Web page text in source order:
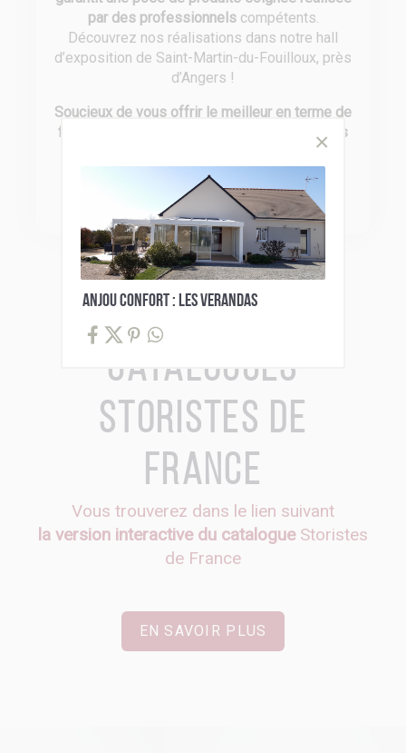
par des professionnelscompétents.
Découvrez nos réalisations dans notre hall
d’exposition de Saint-Martin-du-Fouilloux, près
d’Angers !
Soucieux de vous offrir le meilleur en terme de
fiabilité
partenaires
reconnus pour leurs produits de qualité :
Somfy, Bel’M, Fybolia, Gypass, Profils
Systèmes, Siaco France et CAME.
Catalogues
Storistes de
France
Vous trouverez dans le lien suivant
la version interactive du catalogueStoristes
de France
EN SAVOIR PLUS
ANJOU CONFORT : LES VERANDAS